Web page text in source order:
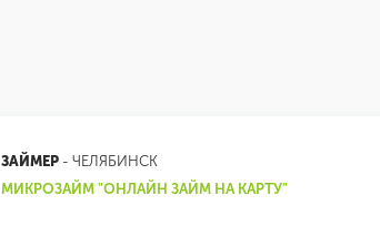
ЗАЙМЕР- ЧЕЛЯБИНСК
МИКРОЗАЙМ "ОНЛАЙН ЗАЙМ НА КАРТУ"